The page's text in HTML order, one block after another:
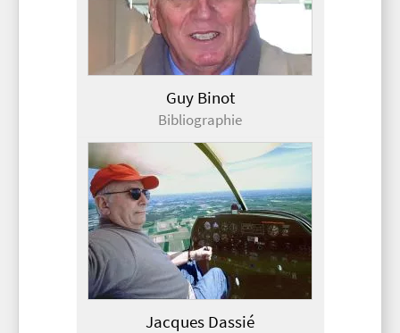
Guy Binot
Bibliographie
Jacques Dassié